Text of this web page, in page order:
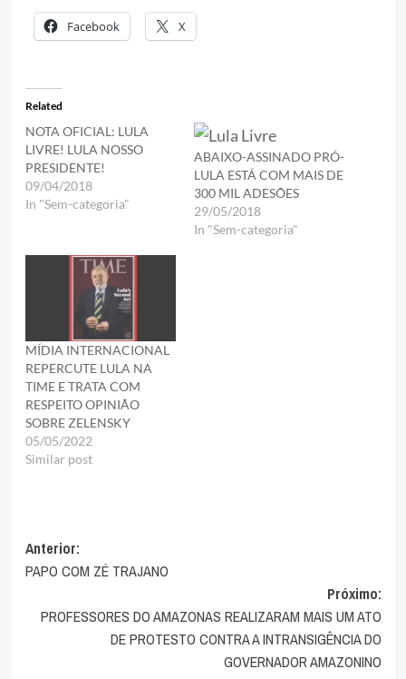
Facebook X
Related
NOTA OFICIAL: LULA
LIVRE! LULA NOSSO
PRESIDENTE!
09/04/2018
In "Sem-categoria"
ABAIXO-ASSINADO PRÓ-
LULA ESTÁ COM MAIS DE
300 MIL ADESÕES
29/05/2018
In "Sem-categoria"
MÍDIA INTERNACIONAL
REPERCUTE LULA NA
TIME E TRATA COM
RESPEITO OPINIÃO
SOBRE ZELENSKY
05/05/2022
Similar post
Navegação
de
artigos
Anterior:
PAPO COM ZÉ TRAJANO
Próximo:
PROFESSORES DO AMAZONAS REALIZARAM MAIS UM ATO
DE PROTESTO CONTRA A INTRANSIGÊNCIA DO
GOVERNADOR AMAZONINO